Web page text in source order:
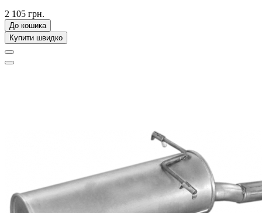
2 105 грн.
До кошика
Купити швидко